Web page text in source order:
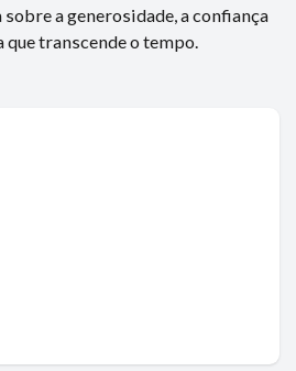
a generosidade, a confiança
transcende o tempo.